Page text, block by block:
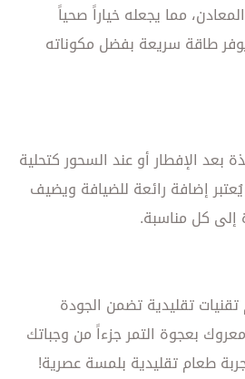
مما يجعله خياراً صحياً
طاقة سريعة بفضل مكوناته
بعد الإفطار أو عند السحور كتحلية
إضافة رائعة للضيافة ويضيف
إلى كل مناسبة.
تقليدية تضمن الجودة
بعجوة التمر جزءاً من وجباتك
طعام تقليدية بلمسة عصرية!